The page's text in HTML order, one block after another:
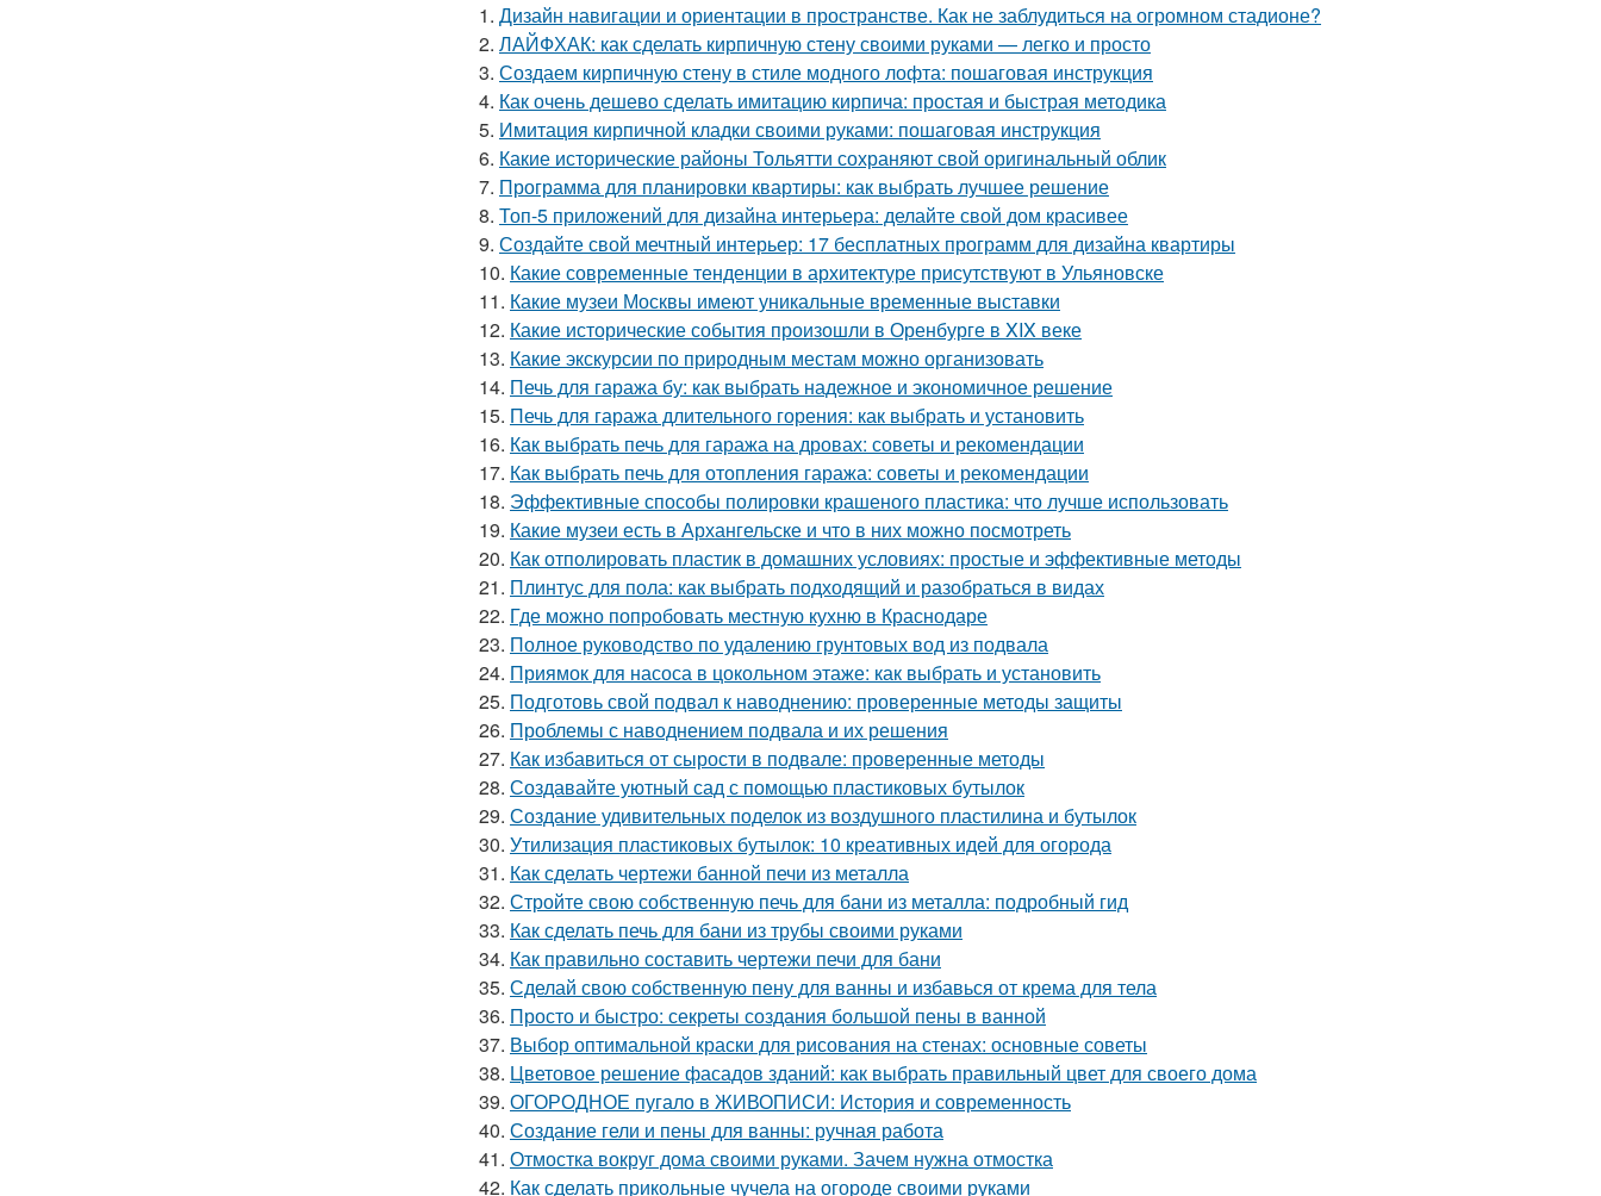
1. Дизайн навигации и ориентации в пространстве. Как не заблудиться на огромном стадионе?
2. ЛАЙФХАК: как сделать кирпичную стену своими руками — легко и просто
3. Создаем кирпичную стену в стиле модного лофта: пошаговая инструкция
4. Как очень дешево сделать имитацию кирпича: простая и быстрая методика
5. Имитация кирпичной кладки своими руками: пошаговая инструкция
6. Какие исторические районы Тольятти сохраняют свой оригинальный облик
7. Программа для планировки квартиры: как выбрать лучшее решение
8. Топ-5 приложений для дизайна интерьера: делайте свой дом красивее
9. Создайте свой мечтный интерьер: 17 бесплатных программ для дизайна квартиры
10. Какие современные тенденции в архитектуре присутствуют в Ульяновске
11. Какие музеи Москвы имеют уникальные временные выставки
12. Какие исторические события произошли в Оренбурге в XIX веке
13. Какие экскурсии по природным местам можно организовать
14. Печь для гаража бу: как выбрать надежное и экономичное решение
15. Печь для гаража длительного горения: как выбрать и установить
16. Как выбрать печь для гаража на дровах: советы и рекомендации
17. Как выбрать печь для отопления гаража: советы и рекомендации
18. Эффективные способы полировки крашеного пластика: что лучше использовать
19. Какие музеи есть в Архангельске и что в них можно посмотреть
20. Как отполировать пластик в домашних условиях: простые и эффективные методы
21. Плинтус для пола: как выбрать подходящий и разобраться в видах
22. Где можно попробовать местную кухню в Краснодаре
23. Полное руководство по удалению грунтовых вод из подвала
24. Приямок для насоса в цокольном этаже: как выбрать и установить
25. Подготовь свой подвал к наводнению: проверенные методы защиты
26. Проблемы с наводнением подвала и их решения
27. Как избавиться от сырости в подвале: проверенные методы
28. Создавайте уютный сад с помощью пластиковых бутылок
29. Создание удивительных поделок из воздушного пластилина и бутылок
30. Утилизация пластиковых бутылок: 10 креативных идей для огорода
31. Как сделать чертежи банной печи из металла
32. Стройте свою собственную печь для бани из металла: подробный гид
33. Как сделать печь для бани из трубы своими руками
34. Как правильно составить чертежи печи для бани
35. Сделай свою собственную пену для ванны и избавься от крема для тела
36. Просто и быстро: секреты создания большой пены в ванной
37. Выбор оптимальной краски для рисования на стенах: основные советы
38. Цветовое решение фасадов зданий: как выбрать правильный цвет для своего дома
39. ОГОРОДНОЕ пугало в ЖИВОПИСИ: История и современность
40. Создание гели и пены для ванны: ручная работа
41. Отмостка вокруг дома своими руками. Зачем нужна отмостка
42. Как сделать прикольные чучела на огороде своими руками